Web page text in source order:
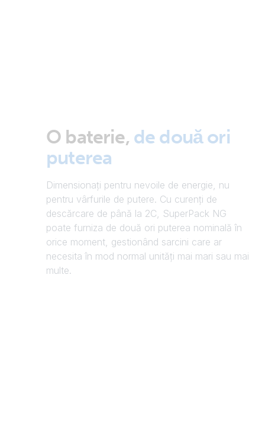
O baterie, de două ori
puterea
Dimensionați pentru nevoile de energie, nu
pentru vârfurile de putere. Cu curenți de
descărcare de până la 2C, SuperPack NG
poate furniza de două ori puterea nominală în
orice moment, gestionând sarcini care ar
necesita în mod normal unități mai mari sau mai
multe.